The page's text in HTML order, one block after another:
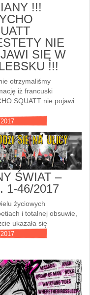
!!!
NIE
SIĘ W
!!!
otrzymaliśmy
iż francuski
SQUATT nie pojawi
ŚWIAT –
1-46/2017
życiowych
i totalnej obsuwie,
ukazała się